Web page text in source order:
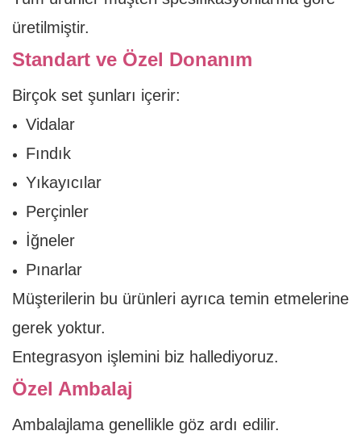
üretilmiştir.
Standart ve Özel Donanım
Birçok set şunları içerir:
Vidalar
Fındık
Yıkayıcılar
Perçinler
İğneler
Pınarlar
Müşterilerin bu ürünleri ayrıca temin etmelerine
gerek yoktur.
Entegrasyon işlemini biz hallediyoruz.
Özel Ambalaj
Ambalajlama genellikle göz ardı edilir.